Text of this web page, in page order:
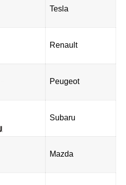
Tesla
Renault
Peugeot
Subaru
Mazda